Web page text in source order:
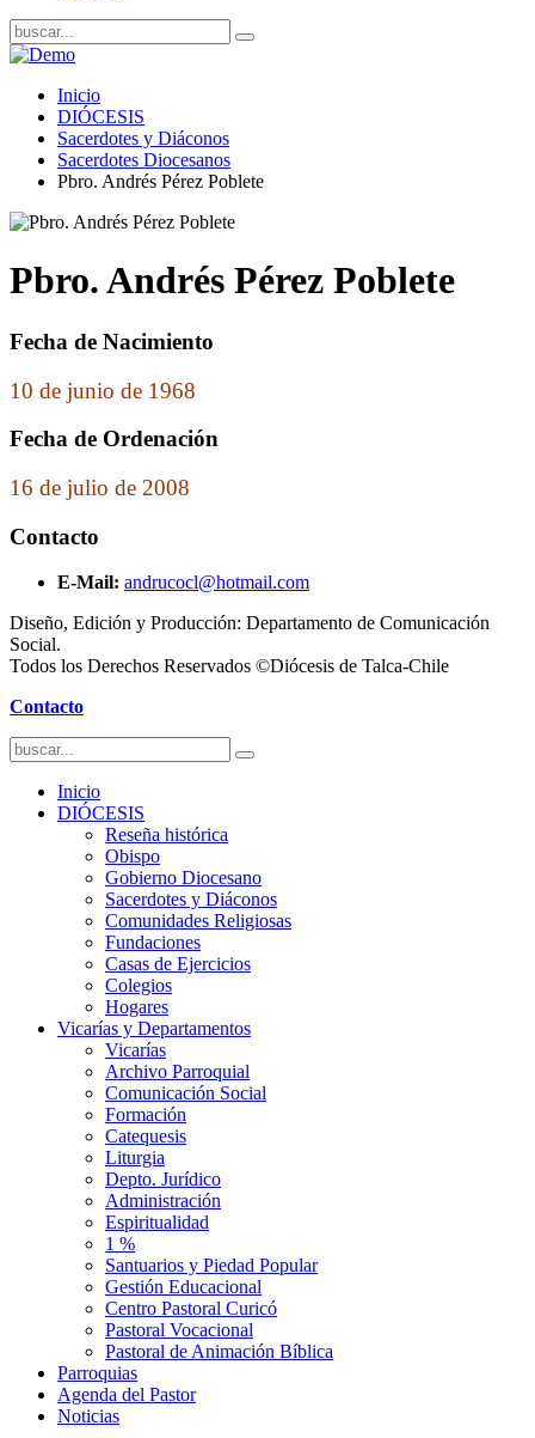
Inicio
DIÓCESIS
Sacerdotes y Diáconos
Sacerdotes Diocesanos
Pbro. Andrés Pérez Poblete
Pbro. Andrés Pérez Poblete
Fecha de Nacimiento
10 de junio de 1968
Fecha de Ordenación
16 de julio de 2008
Contacto
E-Mail: andrucocl@hotmail.com
Diseño, Edición y Producción: Departamento de Comunicación
Social.
Todos los Derechos Reservados ©Diócesis de Talca-Chile
Contacto
Inicio
DIÓCESIS
Reseña histórica
Obispo
Gobierno Diocesano
Sacerdotes y Diáconos
Comunidades Religiosas
Fundaciones
Casas de Ejercicios
Colegios
Hogares
Vicarías y Departamentos
Vicarías
Archivo Parroquial
Comunicación Social
Formación
Catequesis
Liturgia
Depto. Jurídico
Administración
Espiritualidad
1 %
Santuarios y Piedad Popular
Gestión Educacional
Centro Pastoral Curicó
Pastoral Vocacional
Pastoral de Animación Bíblica
Parroquias
Agenda del Pastor
Noticias